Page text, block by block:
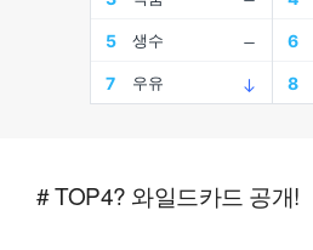
# TOP4? 와일드카드 공개!